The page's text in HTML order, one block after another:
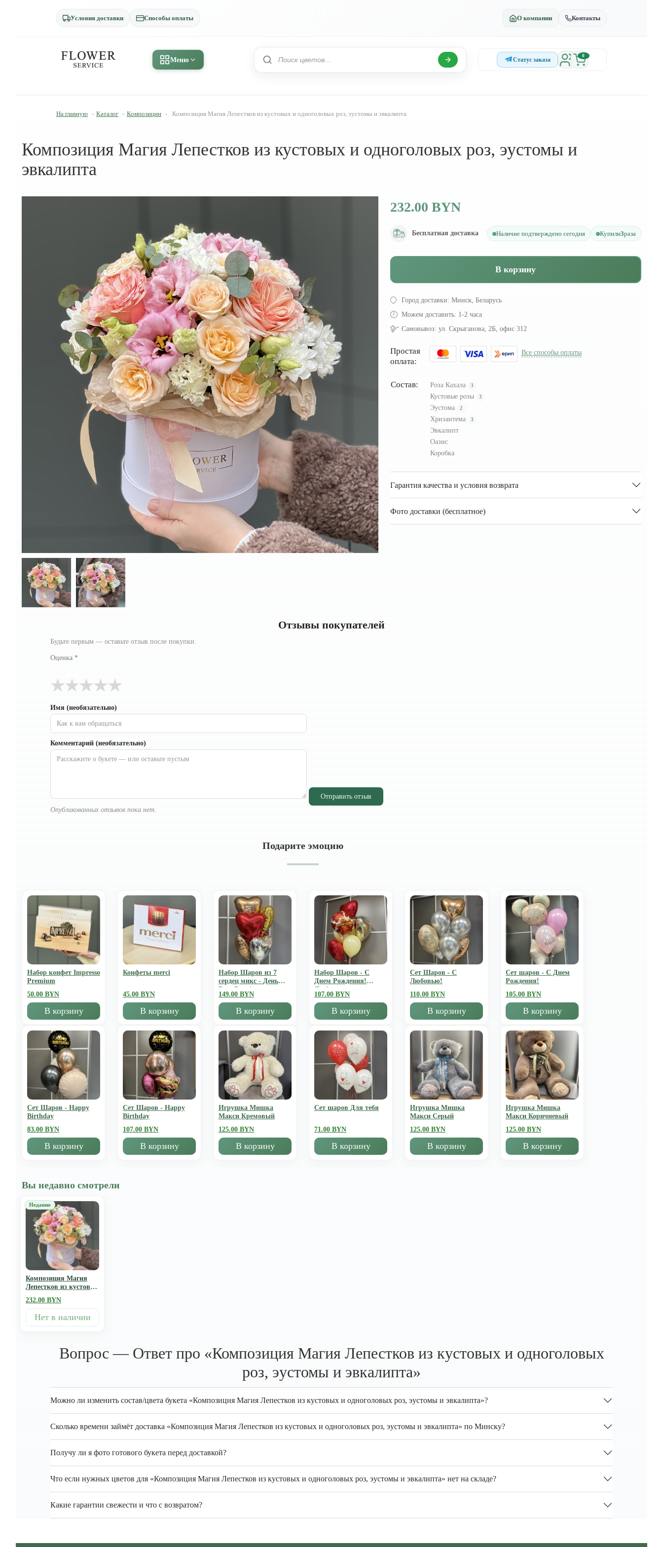
Условия доставки Способы оплаты О компании Контакты
Меню Статус заказа
0
На главную - Каталог - Композиции - Композиция Магия Лепестков из кустовых и одноголовых роз, эустомы и эвкалипта
Композиция Магия Лепестков из кустовых и одноголовых роз, эустомы и
эвкалипта
232.00 BYN
Бесплатная доставка Наличие подтверждено сегодня Купили3раза
В корзину
Город доставки: Минск, Беларусь
Можем доставить: 1-2 часа
Самовывоз: ул. Скрыганова, 2Б, офис 312
Простая
оплата:
Все способы оплаты
Состав: Роза Кахала 3
Кустовые розы 3
Эустома 2
Хризантема 3
Эвкалипт
Оазис
Коробка
Гарантия качества и условия возврата
Фото доставки (бесплатное)
Отзывы покупателей
Будьте первым — оставьте отзыв после покупки.
Оценка *
★
★
★
★
★
Имя (необязательно)
Комментарий (необязательно)
Отправить отзыв
Опубликованных отзывов пока нет.
Подарите эмоцию
Набор конфет Impresso
Premium
50.00 BYN
В корзину
Конфеты merci
45.00 BYN
В корзину
Набор Шаров из 7
сердец микс - День
Всех Влюбленных
149.00 BYN
В корзину
Набор Шаров - С
Днем Рождения!
Люблю
107.00 BYN
В корзину
Сет Шаров - С
Любовью!
110.00 BYN
В корзину
Сет шаров - С Днем
Рождения!
105.00 BYN
В корзину
Сет Шаров - Happy
Birthday
83.00 BYN
В корзину
Сет Шаров - Happy
Birthday
107.00 BYN
В корзину
Игрушка Мишка
Mакси Кремовый
125.00 BYN
В корзину
Сет шаров Для тебя
71.00 BYN
В корзину
Игрушка Мишка
Mакси Серый
125.00 BYN
В корзину
Игрушка Мишка
Mакси Коричневый
125.00 BYN
В корзину
Вы недавно смотрели
Композиция Магия
Лепестков из кустовых
эустомы и эвкалипта
232.00 BYN
Нет в наличии
Вопрос — Ответ про «Композиция Магия Лепестков из кустовых и одноголовых
роз, эустомы и эвкалипта»
Можно ли изменить состав/цвета букета «Композиция Магия Лепестков из кустовых и одноголовых роз, эустомы и эвкалипта»?
Сколько времени займёт доставка «Композиция Магия Лепестков из кустовых и одноголовых роз, эустомы и эвкалипта» по Минску?
Получу ли я фото готового букета перед доставкой?
Что если нужных цветов для «Композиция Магия Лепестков из кустовых и одноголовых роз, эустомы и эвкалипта» нет на складе?
Какие гарантии свежести и что с возвратом?